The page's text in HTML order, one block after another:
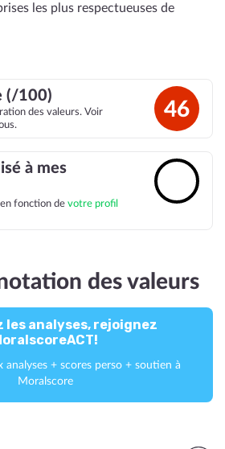
les plus respectueuses de
(/100)
des valeurs. Voir
46
à mes
en fonction de votre profil
des valeurs
les analyses, rejoignez
analyses + scores perso + soutien à
Moralscore